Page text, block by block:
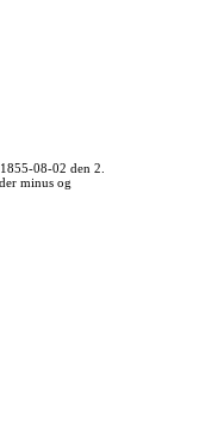
08-02 den 2.
minus og